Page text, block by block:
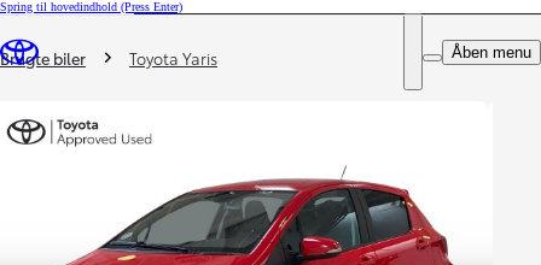
Spring til hovedindhold (Press Enter)
Book prøvetur
DEALER NAME
Åben menu
Du er her
Brugte biler Toyota Yaris